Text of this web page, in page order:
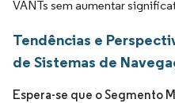
VANTs sem aumentar
Tendências e
de Sistemas de
Espera-se que o Segmento